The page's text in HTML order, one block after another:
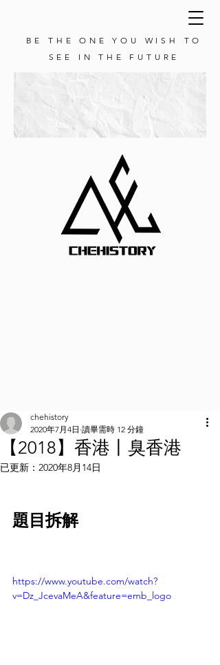
BE THE ONE YOU WISH TO
SEE IN THE FUTURE
【2018】香港丨臭香港
chehistory
2020年7月4日 讀畢需時 12 分鐘
已更新： 2020年8月14日
題目拆解
https://www.youtube.com/watch?
v=Dz_JcevaMeA&feature=emb_logo